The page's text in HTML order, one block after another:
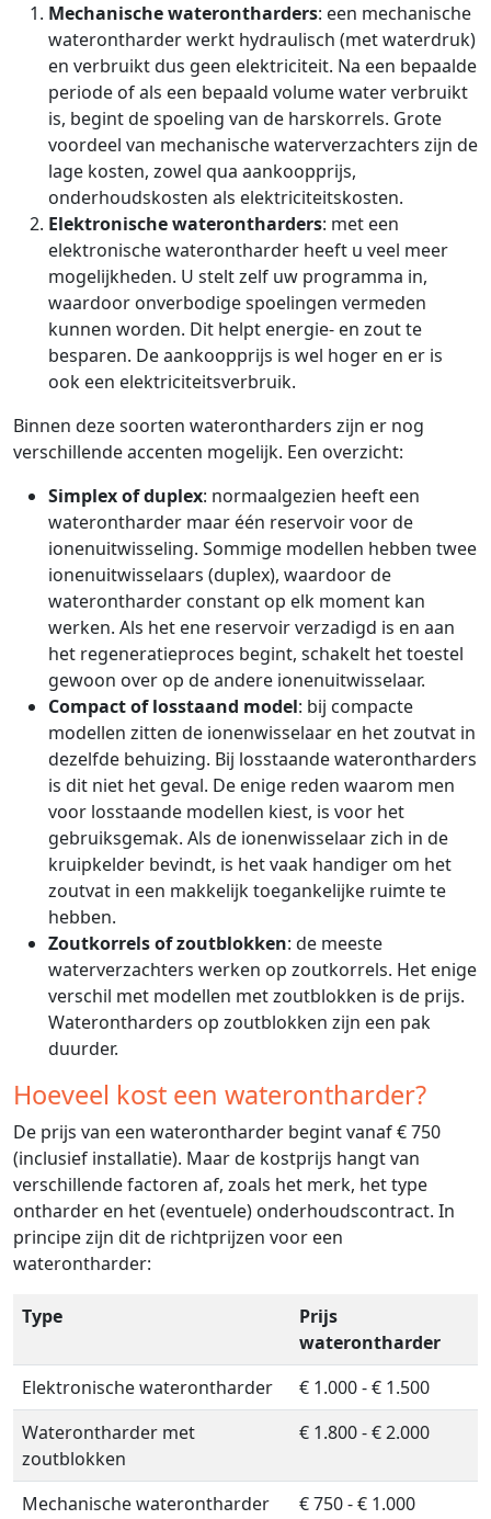
Mechanische waterontharders: een mechanische
waterontharder werkt hydraulisch (met waterdruk)
en verbruikt dus geen elektriciteit. Na een bepaalde
periode of als een bepaald volume water verbruikt
is, begint de spoeling van de harskorrels. Grote
voordeel van mechanische waterverzachters zijn de
lage kosten, zowel qua aankoopprijs,
onderhoudskosten als elektriciteitskosten.
Elektronische waterontharders: met een
elektronische waterontharder heeft u veel meer
mogelijkheden. U stelt zelf uw programma in,
waardoor onverbodige spoelingen vermeden
kunnen worden. Dit helpt energie- en zout te
besparen. De aankoopprijs is wel hoger en er is
ook een elektriciteitsverbruik.
Binnen deze soorten waterontharders zijn er nog
verschillende accenten mogelijk. Een overzicht:
Simplex of duplex: normaalgezien heeft een
waterontharder maar één reservoir voor de
ionenuitwisseling. Sommige modellen hebben twee
ionenuitwisselaars (duplex), waardoor de
waterontharder constant op elk moment kan
werken. Als het ene reservoir verzadigd is en aan
het regeneratieproces begint, schakelt het toestel
gewoon over op de andere ionenuitwisselaar.
Compact of losstaand model: bij compacte
modellen zitten de ionenwisselaar en het zoutvat in
dezelfde behuizing. Bij losstaande waterontharders
is dit niet het geval. De enige reden waarom men
voor losstaande modellen kiest, is voor het
gebruiksgemak. Als de ionenwisselaar zich in de
kruipkelder bevindt, is het vaak handiger om het
zoutvat in een makkelijk toegankelijke ruimte te
hebben.
Zoutkorrels of zoutblokken: de meeste
waterverzachters werken op zoutkorrels. Het enige
verschil met modellen met zoutblokken is de prijs.
Waterontharders op zoutblokken zijn een pak
duurder.
Hoeveel kost een waterontharder?
De prijs van een waterontharder begint vanaf € 750
(inclusief installatie). Maar de kostprijs hangt van
verschillende factoren af, zoals het merk, het type
ontharder en het (eventuele) onderhoudscontract. In
principe zijn dit de richtprijzen voor een
waterontharder:
Type
Prijs
waterontharder
Elektronische waterontharder
€ 1.000 - € 1.500
Waterontharder met
zoutblokken
€ 1.800 - € 2.000
Mechanische waterontharder € 750 - € 1.000